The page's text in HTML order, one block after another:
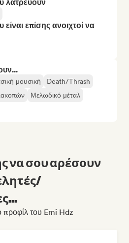
λατρεύουν
επίσης ανοιχτοί να
μουσική
Death/Thrash
Μελωδικό μέταλ
να σου αρέσουν
προφίλ του Emi Hdz